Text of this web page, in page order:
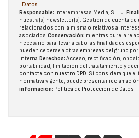
Datos
Responsable: Interempresas Media, S.L.U.
nuestra(s) newsletter(s). Gestión de cuenta de
relacionados con la misma o relativos a
asociados.Conservación: mientras dure la
necesario para llevar a cabo las finalidades
pueden cederse a otras empresas del grupo
interna.Derechos: Acceso, rectificación,
portabilidad, limitación del tratatamiento y
contacte con nuestro DPD. Si considera que el
normativa vigente, puede presentar
información: Política de Protección de Datos